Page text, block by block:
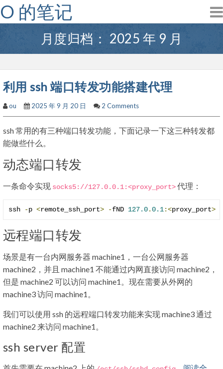
Skip
to
content
O 的笔记
月度归档： 2025 年 9 月
利用 ssh 端口转发功能搭建代理
ou 2025 年 9 月 20 日 2 Comments
ssh 常用的有三种端口转发功能，下面记录一下这三种转发都
能做些什么。
动态端口转发
一条命令实现 socks5: //127.0.0.1:<proxy_port>代理：
ssh -p <remote_ssh_port> -fND 127.0.0.1:<proxy_port>
远程端口转发
场景是有一台内网服务器 machine1，一台公网服务器
machine2，并且 machine1 不能通过内网直接访问 machine2，
但是 machine2 可以访问 machine1。现在需要从外网的
machine3 访问 machine1。
我们可以使用 ssh 的远程端口转发功能来实现 machine3 通过
machine2 来访问 machine1。
ssh server 配置